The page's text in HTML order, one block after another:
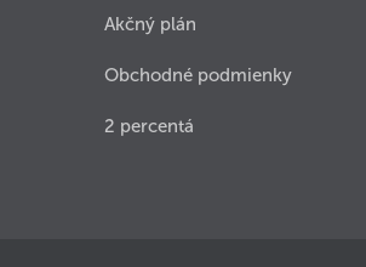
Akčný plán
Obchodné podmienky
2 percentá